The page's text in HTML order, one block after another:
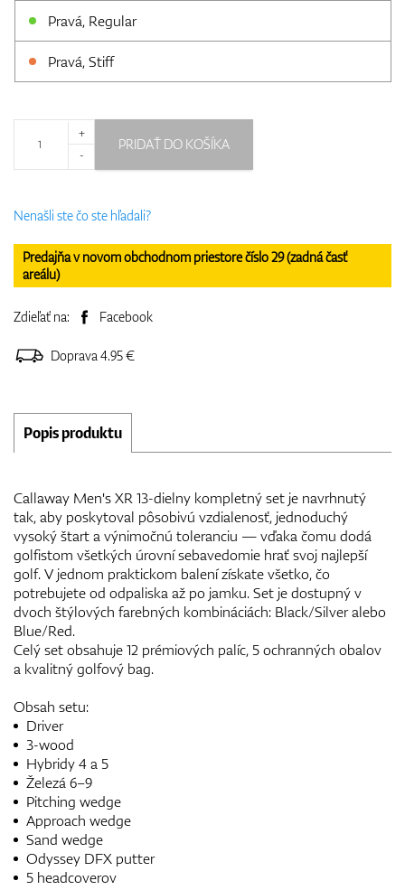
Pravá, Regular
Pravá, Stiff
+
-
PRIDAŤ DO KOŠÍKA
Nenašli ste čo ste hľadali?
Predajňa v novom obchodnom priestore číslo 29 (zadná časť
areálu)
Zdieľať na: Facebook
Doprava 4.95 €
Popis produktu
Callaway Men's XR 13-dielny kompletný set je navrhnutý
tak, aby poskytoval pôsobivú vzdialenosť, jednoduchý
vysoký štart a výnimočnú toleranciu — vďaka čomu dodá
golfistom všetkých úrovní sebavedomie hrať svoj najlepší
golf. V jednom praktickom balení získate všetko, čo
potrebujete od odpaliska až po jamku. Set je dostupný v
dvoch štýlových farebných kombináciách: Black/Silver alebo
Blue/Red.
Celý set obsahuje 12 prémiových palíc, 5 ochranných obalov
a kvalitný golfový bag.
Obsah setu:
Driver
3-wood
Hybridy 4 a 5
Železá 6–9
Pitching wedge
Approach wedge
Sand wedge
Odyssey DFX putter
5 headcoverov